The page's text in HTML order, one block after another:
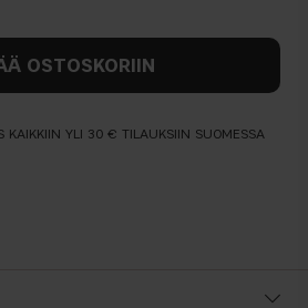
OSTOSKORIIN
KAIKKIIN YLI 30 € TILAUKSIIN SUOMESSA